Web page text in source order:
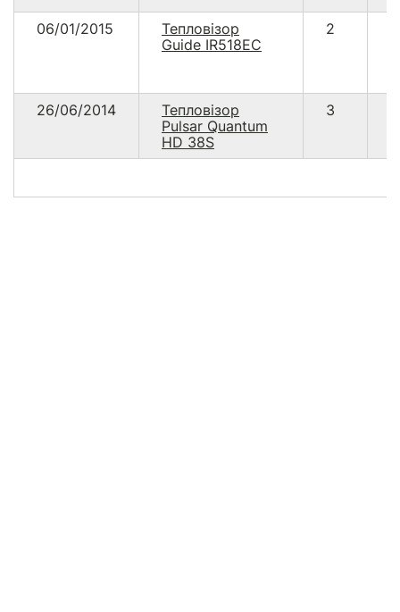
06/01/2015
Тепловізор
Guide IR518EC
2
26/06/2014
Тепловізор
Pulsar Quantum
HD 38S
3